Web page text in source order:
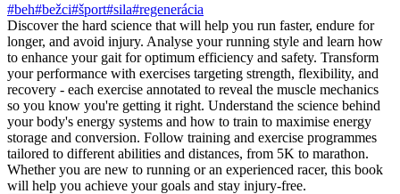
#beh#bežci#šport#sila#regenerácia
Discover the hard science that will help you run faster, endure for
longer, and avoid injury. Analyse your running style and learn how
to enhance your gait for optimum efficiency and safety. Transform
your performance with exercises targeting strength, flexibility, and
recovery - each exercise annotated to reveal the muscle mechanics
so you know you're getting it right. Understand the science behind
your body's energy systems and how to train to maximise energy
storage and conversion. Follow training and exercise programmes
tailored to different abilities and distances, from 5K to marathon.
Whether you are new to running or an experienced racer, this book
will help you achieve your goals and stay injury-free.